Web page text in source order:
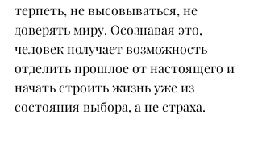
терпеть, не высовываться, не
доверять миру. Осознавая это,
человек получает возможность
отделить прошлое от настоящего и
начать строить жизнь уже из
состояния выбора, а не страха.